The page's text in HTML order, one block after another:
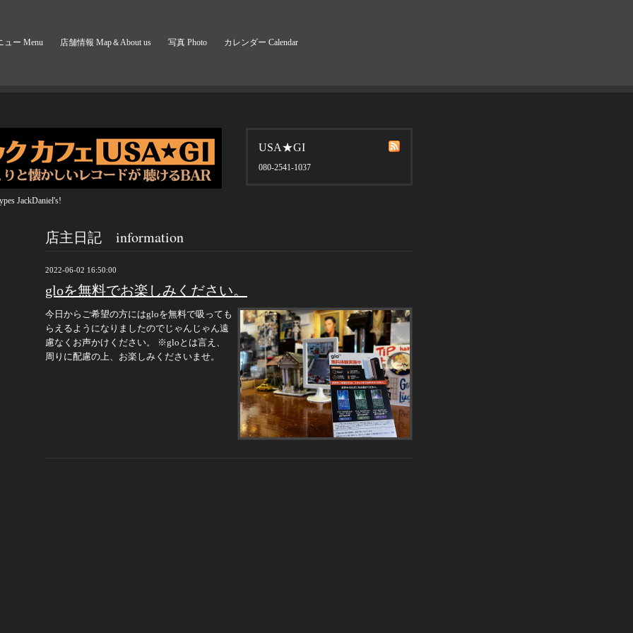
ュー Menu 店舗情報 Map＆About us 写真 Photo カレンダー Calendar
USA★GI
080-2541-1037
JackDaniel's!
店主日記 information
2022-06-02 16:50:00
gloを無料でお楽しみください。
今日からご希望の方にはgloを無料で吸っても
らえるようになりましたのでじゃんじゃん遠
慮なくお声かけください。 ※gloとは言え、
周りに配慮の上、お楽しみくださいませ。